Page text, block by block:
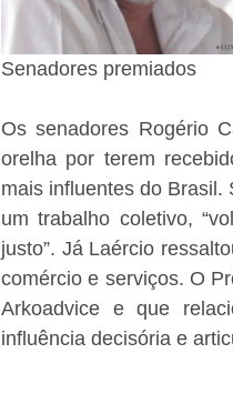
Senadores premiados
Os senadores Rogério
orelha por terem
mais influentes do Brasil.
um trabalho coletivo,
justo”. Já Laércio
comércio e serviços. O
Arkoadvice e que
influência decisória e